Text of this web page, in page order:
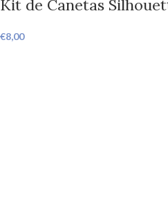
Kit de Canetas
€8,00